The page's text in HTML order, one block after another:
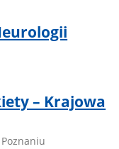
– Krajowa
w Poznaniu